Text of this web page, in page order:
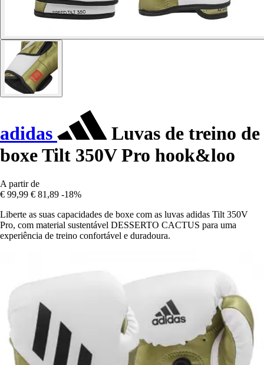
adidas
Luvas de treino de
boxe Tilt 350V Pro hook&loo
A partir de
€ 99,99 € 81,89 -18%
Liberte as suas capacidades de boxe com as luvas adidas Tilt 350V
Pro, com material sustentável DESSERTO CACTUS para uma
experiência de treino confortável e duradoura.